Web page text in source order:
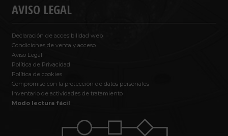
AVISO LEGAL
Declaración de accesibilidad web
Condiciones de venta y acceso
Aviso Legal
Política de Privacidad
Política de cookies
Compromiso con la protección de datos personales
Inventario de actividades de tratamiento
Modo lectura fácil